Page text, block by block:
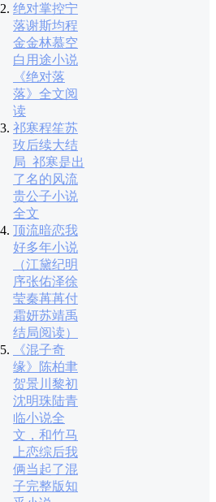
绝对掌控宁
落谢斯均程
金金林慕空
白用途小说
《绝对落
落》全文阅
读
祁寒程笙苏
玫后续大结
局_祁寒是出
了名的风流
贵公子小说
全文
顶流暗恋我
好多年小说
（江黛纪明
序张佑泽徐
莹秦苒苒付
霜妍苏靖禹
结局阅读）
《混子奇
缘》陈柏聿
贺景川黎初
沈明珠陆青
临小说全
文，和竹马
上恋综后我
俩当起了混
子完整版知